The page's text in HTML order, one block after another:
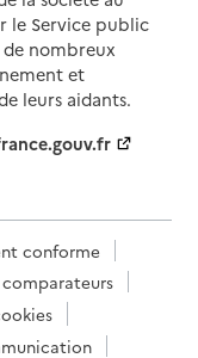
le Service public
nombreux
et
leurs aidants.
conforme